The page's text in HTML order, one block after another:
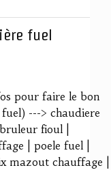
fuel
pour faire le bon
---> chaudiere
fioul |
| poele fuel |
mazout chauffage |